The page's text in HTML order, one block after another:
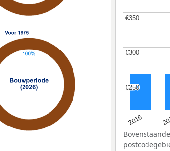
2016
€250
€250
€300
€300
€350
€350